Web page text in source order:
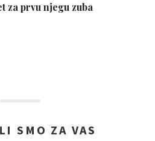
za prvu njegu zuba